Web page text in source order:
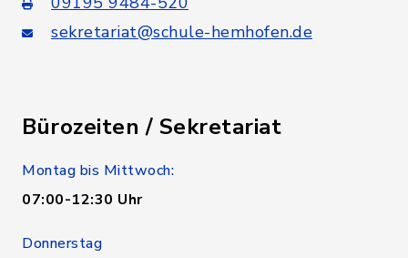
sekretariat@schule-hemhofen.de
Bürozeiten / Sekretariat
Montag bis Mittwoch:
07:00-12:30 Uhr
Donnerstag